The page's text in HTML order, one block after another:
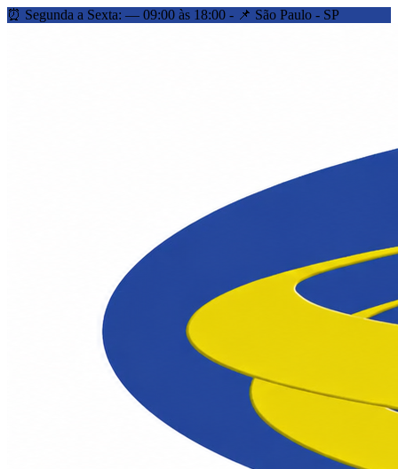
⏰ Segunda a Sexta: — 09:00 às 18:00 - 📌 São Paulo - SP